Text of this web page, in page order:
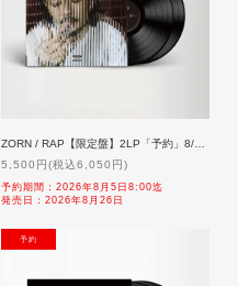
ZORN / RAP【限定盤】2LP「予約」8/26発売【sold out】
5,500円(税込6,050円)
予約期間：2026年8月5日8:00迄
発売日：2026年8月26日
NEW